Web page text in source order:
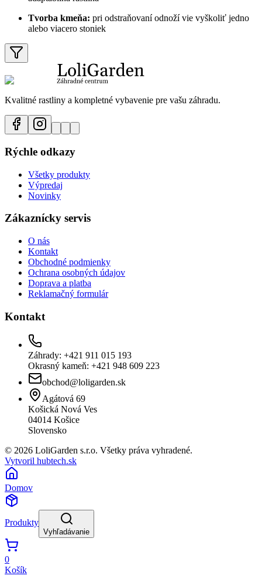
Tvorba kmeňa: pri odstraňovaní odnoží vie vyškoliť jedno
alebo viacero stoniek
Kvalitné rastliny a kompletné vybavenie pre vašu záhradu.
Rýchle odkazy
Všetky produkty
Výpredaj
Novinky
Zákaznícky servis
O nás
Kontakt
Obchodné podmienky
Ochrana osobných údajov
Doprava a platba
Reklamačný formulár
Kontakt
Záhrady: +421 911 015 193
Okrasný kameň: +421 948 609 223
obchod@loligarden.sk
Agátová 69
Košická Nová Ves
04014 Košice
Slovensko
© 2026 LoliGarden s.r.o. Všetky práva vyhradené.
Vytvoril hubtech.sk
Domov
Produkty
Vyhľadávanie
0
Košík